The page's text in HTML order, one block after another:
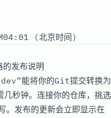
(北京时间)
发布说明
能将你的Git提交转换为
秒钟。连接你的仓库，挑选
。发布的更新会立即显示在